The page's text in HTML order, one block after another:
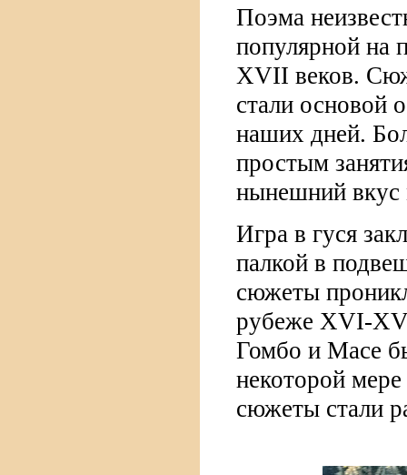
Поэма
популярной на
XVII веков.
стали основой
наших дней.
простым
нынешний вкус
Игра в гуся
палкой в
сюжеты
рубеже XVI-
Гомбо и Масе
некоторой
сюжеты стали